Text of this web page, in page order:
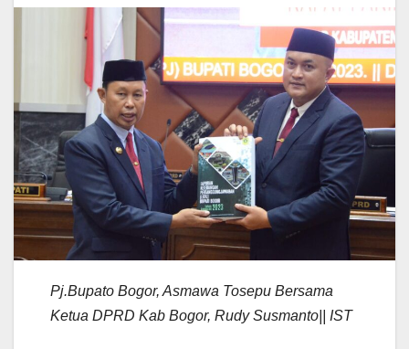
Pj.Bupato Bogor, Asmawa Tosepu Bersama
Ketua DPRD Kab Bogor, Rudy Susmanto|| IST